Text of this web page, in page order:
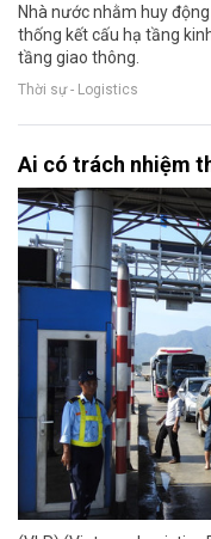
Nhà nước nhằm huy
thống kết cấu hạ tầng
tầng giao thông.
Thời sự - Logistics
Ai có trách nhiệm